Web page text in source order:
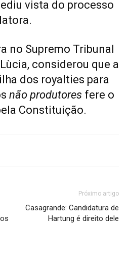
vista do processo
no Supremo Tribunal
considerou que a
dos royalties para
não produtores fere o
Constituição.
Próximo artigo
Casagrande: Candidatura de
Hartung é direito dele